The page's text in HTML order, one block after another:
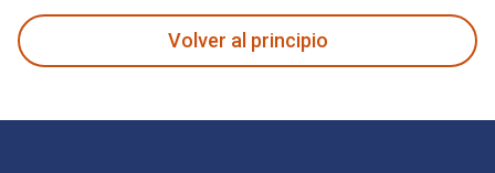
Volver al principio